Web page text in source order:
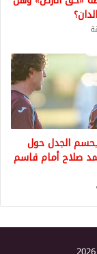
الجدل حول
صلاح أمام قاسم